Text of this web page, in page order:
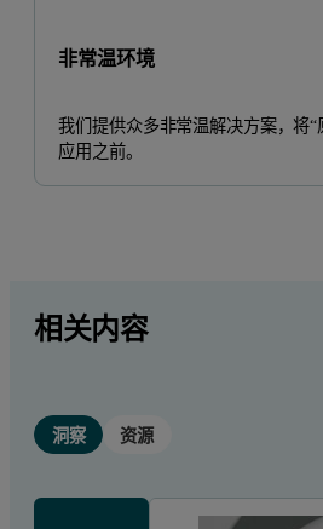
非常温环境
我们提供众多非常温解决方案，将
应用之前。
相关内容
洞察 资源